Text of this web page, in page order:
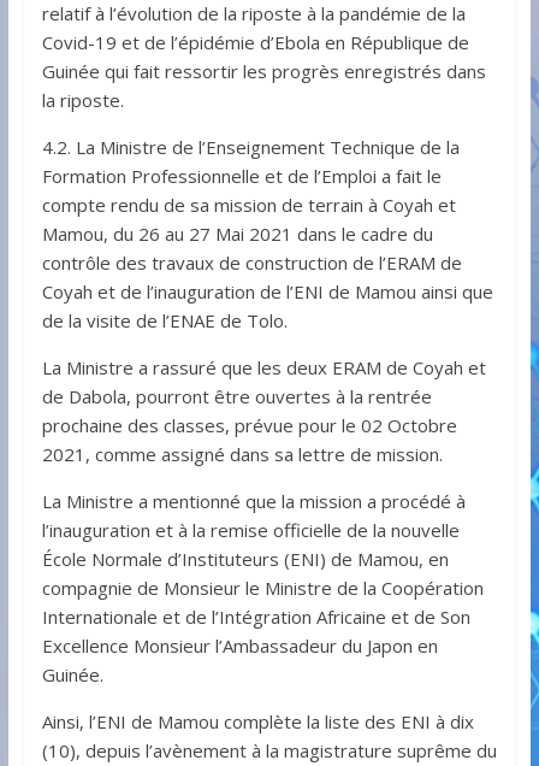
relatif à l’évolution de la riposte à la pandémie de la
Covid-19 et de l’épidémie d’Ebola en République de
Guinée qui fait ressortir les progrès enregistrés dans
la riposte.
4.2. La Ministre de l’Enseignement Technique de la
Formation Professionnelle et de l’Emploi a fait le
compte rendu de sa mission de terrain à Coyah et
Mamou, du 26 au 27 Mai 2021 dans le cadre du
contrôle des travaux de construction de l’ERAM de
Coyah et de l’inauguration de l’ENI de Mamou ainsi que
de la visite de l’ENAE de Tolo.
La Ministre a rassuré que les deux ERAM de Coyah et
de Dabola, pourront être ouvertes à la rentrée
prochaine des classes, prévue pour le 02 Octobre
2021, comme assigné dans sa lettre de mission.
La Ministre a mentionné que la mission a procédé à
l’inauguration et à la remise officielle de la nouvelle
École Normale d’Instituteurs (ENI) de Mamou, en
compagnie de Monsieur le Ministre de la Coopération
Internationale et de l’Intégration Africaine et de Son
Excellence Monsieur l’Ambassadeur du Japon en
Guinée.
Ainsi, l’ENI de Mamou complète la liste des ENI à dix
(10), depuis l’avènement à la magistrature suprême du